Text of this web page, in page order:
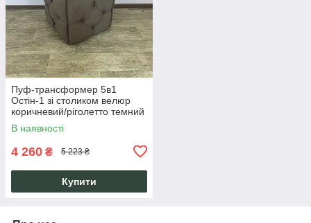
Пуф-трансформер 5в1
Остін-1 зі столиком велюр
коричневий/ріголетто темний
1-1-9003
В наявності
4 260 ₴ 5 223 ₴
Купити